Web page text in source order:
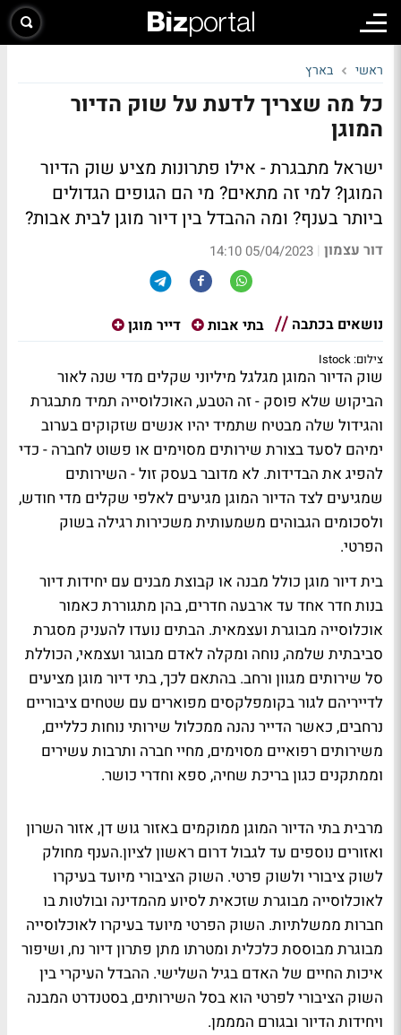
ראשי בארץ
כל מה שצריך לדעת על שוק הדיור
המוגן
ישראל מתבגרת - אילו פתרונות מציע שוק הדיור
המוגן? למי זה מתאים? מי הם הגופים הגדולים
ביותר בענף? ומה ההבדל בין דיור מוגן לבית אבות?
דור עצמון |
05/04/2023 14:10
נושאים בכתבה בתי אבות דייר מוגן
צילום: Istock
שוק הדיור המוגן מגלגל מיליוני שקלים מדי שנה לאור
הביקוש שלא פוסק - זה הטבע, האוכלוסייה תמיד מתבגרת
והגידול שלה מבטיח שתמיד יהיו אנשים שזקוקים בערוב
ימיהם לסעד בצורת שירותים מסוימים או פשוט לחברה - כדי
להפיג את הבדידות. לא מדובר בעסק זול - השירותים
שמגיעים לצד הדיור המוגן מגיעים לאלפי שקלים מדי חודש,
ולסכומים הגבוהים משמעותית משכירות רגילה בשוק
הפרטי.
בית דיור מוגן כולל מבנה או קבוצת מבנים עם יחידות דיור
בנות חדר אחד עד ארבעה חדרים, בהן מתגוררת כאמור
אוכלוסייה מבוגרת ועצמאית. הבתים נועדו להעניק מסגרת
סביבתית שלמה, נוחה ומקלה לאדם מבוגר ועצמאי, הכוללת
סל שירותים מגוון ורחב. בהתאם לכך, בתי דיור מוגן מציעים
לדייריהם לגור בקומפלקסים מפוארים עם שטחים ציבוריים
נרחבים, כאשר הדייר נהנה ממכלול שירותי נוחות כלליים,
משירותים רפואיים מסוימים, מחיי חברה ותרבות עשירים
וממתקנים כגון בריכת שחיה, ספא וחדרי כושר.
מרבית בתי הדיור המוגן ממוקמים באזור גוש דן, אזור השרון
ואזורים נוספים עד לגבול דרום ראשון לציון.הענף מחולק
לשוק ציבורי ולשוק פרטי. השוק הציבורי מיועד בעיקרו
לאוכלוסייה מבוגרת שזכאית לסיוע מהמדינה ובולטות בו
חברות ממשלתיות. השוק הפרטי מיועד בעיקרו לאוכלוסייה
מבוגרת מבוססת כלכלית ומטרתו מתן פתרון דיור נח, ושיפור
איכות החיים של האדם בגיל השלישי. ההבדל העיקרי בין
השוק הציבורי לפרטי הוא בסל השירותים, בסטנדרט המבנה
ויחידות הדיור ובגורם המממן.